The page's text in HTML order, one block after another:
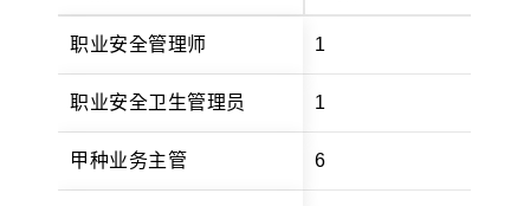
职业安全管理师 1
职业安全卫生管理员 1
甲种业务主管 6